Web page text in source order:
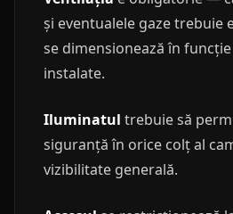
și eventualele gaze trebuie
se dimensionează în
instalate.
Iluminatul trebuie să
siguranță în orice colț al
vizibilitate generală.